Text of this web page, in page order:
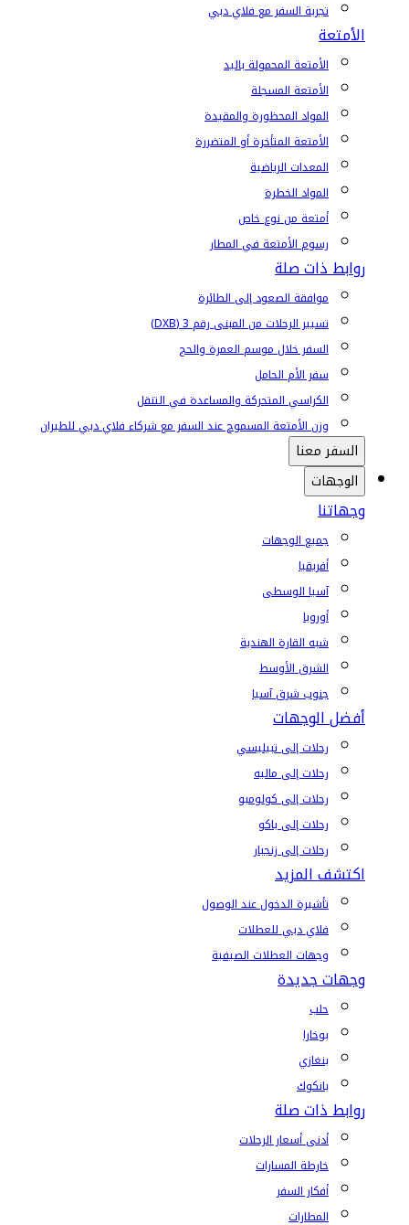
تجربة السفر مع فلاي دبي
الأمتعة
الأمتعة المحمولة باليد
الأمتعة المسجلة
المواد المحظورة والمقيدة
الأمتعة المتأخرة أو المتضررة
المعدات الرياضية
المواد الخطرة
أمتعة من نوع خاص
رسوم الأمتعة في المطار
روابط ذات صلة
موافقة الصعود إلى الطائرة
تسيير الرحلات من المبنى رقم 3 (DXB)
السفر خلال موسم العمرة والحج
سفر الأم الحامل
الكراسي المتحركة والمساعدة في التنقل
وزن الأمتعة المسموح عند السفر مع شركاء فلاي دبي للطيران
السفر معنا
الوجهات
وجهاتنا
جميع الوجهات
أفريقيا
آسيا الوسطى
أوروبا
شبه القارة الهندية
الشرق الأوسط
جنوب شرق آسيا
أفضل الوجهات
رحلات إلى تبيليسي
رحلات إلى ماليه
رحلات إلى كولومبو
رحلات إلى باكو
رحلات إلى زنجبار
اكتشف المزيد
تأشيرة الدخول عند الوصول
فلاي دبي للعطلات
وجهات العطلات الصيفية
وجهات جديدة
حلب
بوخارا
بنغازي
بانكوك
روابط ذات صلة
أدنى أسعار الرحلات
خارطة المسارات
أفكار السفر
المطارات